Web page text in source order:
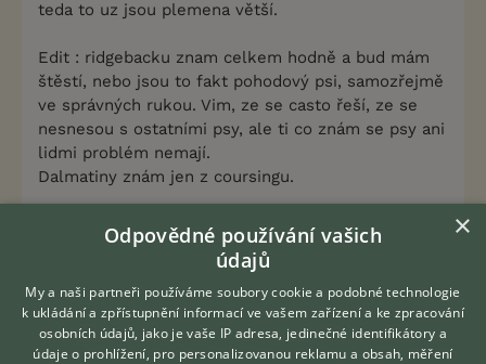
teda to uz jsou plemena větší.
Edit : ridgebacku znam celkem hodně a bud mám
štěstí, nebo jsou to fakt pohodový psi, samozřejmě
ve správných rukou. Vim, ze se casto řeší, ze se
nesnesou s ostatními psy, ale ti co znám se psy ani
lidmi problém nemají.
Dalmatiny znám jen z coursingu.
Kvalitní příspěvek
Inspektor Pišišvor 10.1.2019 13:34
×
Odpovědné používání vašich
údajů
My a naši partneři používáme soubory cookie a podobné technologie
k ukládání a zpřístupnění informací ve vašem zařízení a ke zpracování
osobních údajů, jako je vaše IP adresa, jedinečné identifikátory a
údaje o prohlížení, pro personalizovanou reklamu a obsah, měření